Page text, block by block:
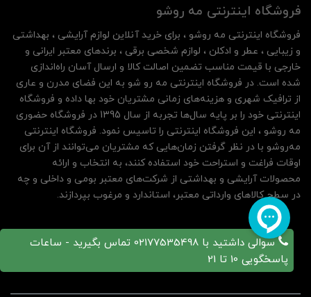
سوالی داشتید با 02177535498 تماس بگیرید - ساعات
پاسخگویی 10 تا 21
فروشگاه اینترنتی مه‌ رو‌شو
فروشگاه اینترنتی مه‌ رو‌شو ، برای خرید آنلاین لوازم آرایشی ، بهداشتی
و زیبایی ، عطر و ادکلن ، لوازم شخصی برقی ، برندهای معتبر ایرانی و
خارجی با قیمت مناسب تضمین اصالت کالا و ارسال آسان راه‌اندازی
شده است. در فروشگاه اینترنتی مه رو شو به این فضای مدرن و عاری
از ترافیک شهری و هزینه‌های زمانی مشتریان خود بها داده و فروشگاه
اینترنتی خود را بر پایه سال‌ها تجربه از سال 1395 در فروشگاه حضوری
مه روشو ، این فروشگاه اینترنتی را تاسیس نمود. فروشگاه اینترنتی
مه‌رو‌شو با در نظر گرفتن زمان‌هایی که مشتریان می‌توانند از آن‌ برای
اوقات فراغت و استراحت خود استفاده کنند، به انتخاب و ارائه
محصولات آرایشی و بهداشتی از شرکت‌های معتبر بومی و داخلی و چه
در سطح کالاهای وارداتی معتبر، استاندارد و مرغوب بپردازند.